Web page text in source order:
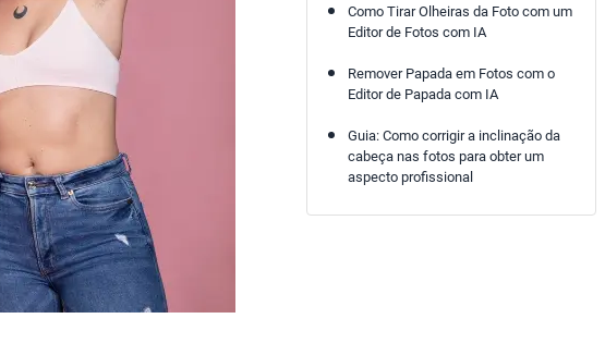
Como Tirar Olheiras da Foto com um
Editor de Fotos com IA
Remover Papada em Fotos com o
Editor de Papada com IA
Guia: Como corrigir a inclinação da
cabeça nas fotos para obter um
aspecto profissional